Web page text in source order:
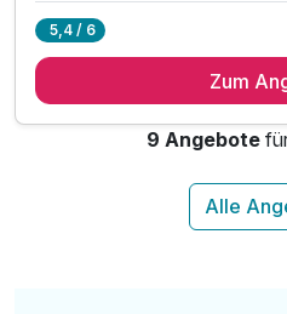
5 x Genießer Frühstück vom
4 x 3-Gang Wahlmenü am
Badetasche mit Bademantel
5,4 / 6
Zum
9 Angebote